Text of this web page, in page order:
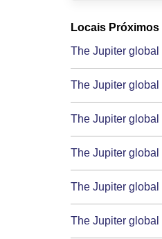
Locais Próximos
The Jupiter
The Jupiter
The Jupiter
The Jupiter
The Jupiter global
The Jupiter global